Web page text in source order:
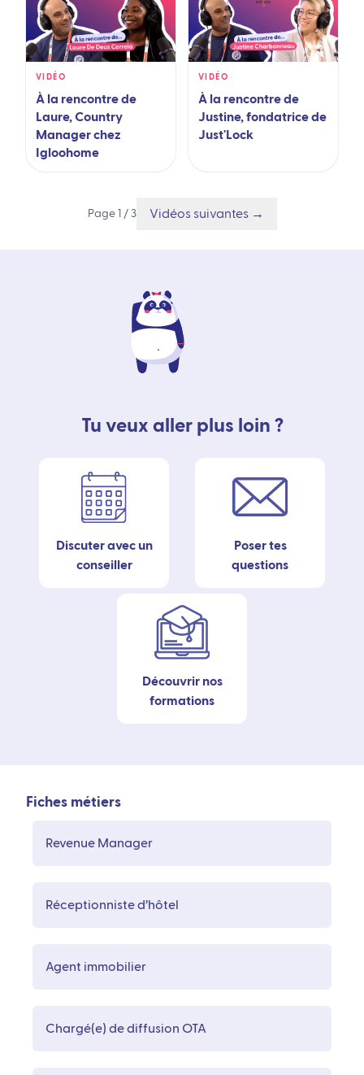
VIDÉO
À la rencontre de
Laure, Country
Manager chez
Igloohome
VIDÉO
À la rencontre de
Justine, fondatrice de
Just'Lock
Page 1 / 3 Vidéos suivantes →
Tu veux aller plus loin ?
Discuter avec un
conseiller
Poser tes
questions
Découvrir nos
formations
Fiches métiers
Revenue Manager
Réceptionniste d’hôtel
Agent immobilier
Chargé(e) de diffusion OTA